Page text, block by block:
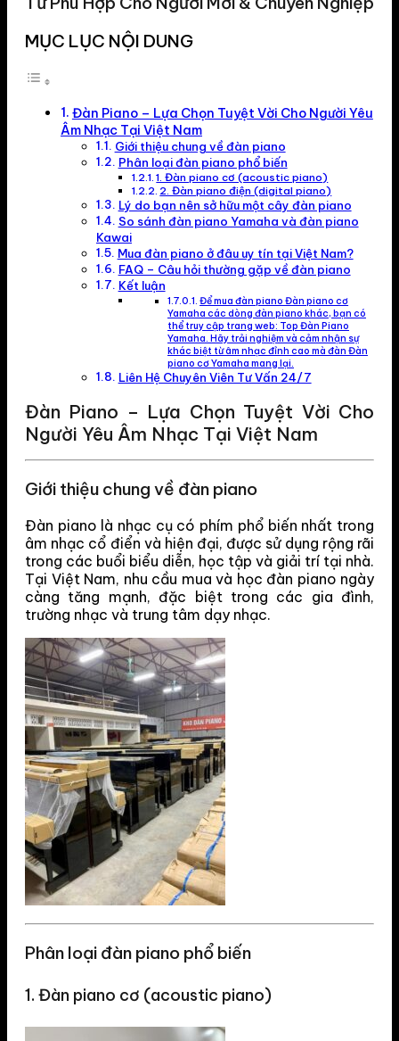
MỤC LỤC NỘI DUNG
Đàn Piano – Lựa Chọn Tuyệt Vời Cho Người Yêu
Âm Nhạc Tại Việt Nam
Giới thiệu chung về đàn piano
Phân loại đàn piano phổ biến
1. Đàn piano cơ (acoustic piano)
2. Đàn piano điện (digital piano)
Lý do bạn nên sở hữu một cây đàn piano
So sánh đàn piano Yamaha và đàn piano
Kawai
Mua đàn piano ở đâu uy tín tại Việt Nam?
FAQ – Câu hỏi thường gặp về đàn piano
Kết luận
Để mua đàn piano Đàn piano cơ
Yamaha các dòng đàn piano khác, bạn có
thể truy cập trang web: Top Đàn Piano
Yamaha. Hãy trải nghiệm và cảm nhận sự
khác biệt từ âm nhạc đỉnh cao mà đàn Đàn
piano cơ Yamaha mang lại.
Liên Hệ Chuyên Viên Tư Vấn 24/7
Đàn Piano – Lựa Chọn Tuyệt Vời Cho
Người Yêu Âm Nhạc Tại Việt Nam
Giới thiệu chung về đàn piano
Đàn piano là nhạc cụ có phím phổ biến nhất trong
âm nhạc cổ điển và hiện đại, được sử dụng rộng rãi
trong các buổi biểu diễn, học tập và giải trí tại nhà.
Tại Việt Nam, nhu cầu mua và học đàn piano ngày
càng tăng mạnh, đặc biệt trong các gia đình,
trường nhạc và trung tâm dạy nhạc.
Phân loại đàn piano phổ biến
1. Đàn piano cơ (acoustic piano)